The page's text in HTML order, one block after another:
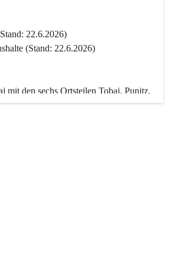
22.6.2026)
(Stand: 22.6.2026)
mit den sechs Ortsteilen Tobaj, Punitz,
Kroatisch Tschantschendorf,